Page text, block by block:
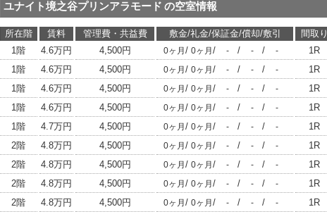
ユナイト境之谷プリンアラモード の空室情報
所在階 賃料 管理費・共益費 敷金/礼金/保証金/償却/敷引 間取り
1階
4.6万円 4,500円 0ヶ月 / 0ヶ月 / - / - / - 1R
1階
4.6万円 4,500円 0ヶ月 / 0ヶ月 / - / - / - 1R
1階
4.6万円 4,500円 0ヶ月 / 0ヶ月 / - / - / - 1R
1階
4.6万円 4,500円 0ヶ月 / 0ヶ月 / - / - / - 1R
1階
4.7万円 4,500円 0ヶ月 / 0ヶ月 / - / - / - 1R
2階
4.8万円 4,500円 0ヶ月 / 0ヶ月 / - / - / - 1R
2階
4.8万円 4,500円 0ヶ月 / 0ヶ月 / - / - / - 1R
2階
4.8万円 4,500円 0ヶ月 / 0ヶ月 / - / - / - 1R
2階
4.8万円 4,500円 0ヶ月 / 0ヶ月 / - / - / - 1R